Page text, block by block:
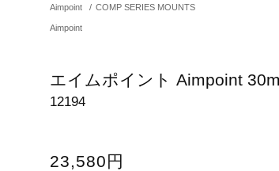
Aimpoint / COMP SERIES MOUNTS
Aimpoint
エイムポイント Aimpoint
12194
23,580円